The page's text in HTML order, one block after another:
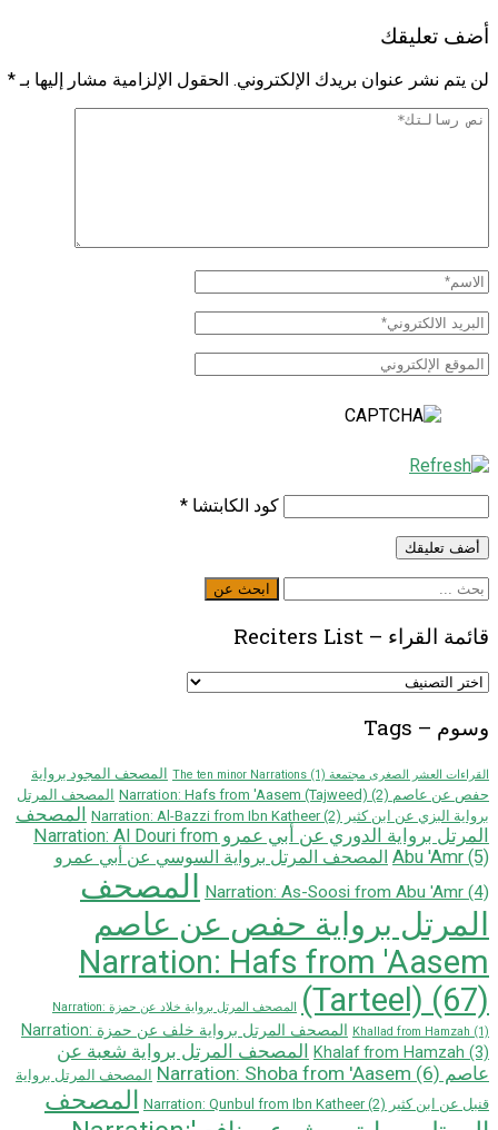
أضف تعليقك
لن يتم نشر عنوان بريدك الإلكتروني. الحقول الإلزامية مشار إليها بـ*
كود الكابتشا *
ابحث
ابحث عن
قائمة القراء – Reciters List
قائمة
Reciters
List
وسوم – Tags
القراءات العشر الصغرى مجتمعة The ten minor Narrations (1)
المصحف المجود برواية
حفص عن عاصم Narration: Hafs from 'Aasem (Tajweed) (2)
المصحف المرتل
برواية البزي عن ابن كثير Narration: Al-Bazzi from Ibn Katheer (2)
المصحف
المرتل برواية الدوري عن أبي عمرو Narration: Al Douri from
Abu 'Amr (5)
المصحف المرتل برواية السوسي عن أبي عمرو
Narration: As-Soosi from Abu 'Amr (4)
المصحف
المرتل برواية حفص عن عاصم
Narration: Hafs from 'Aasem
(Tarteel) (67)
المصحف المرتل برواية خلاد عن حمزة Narration:
Khallad from Hamzah (1)
المصحف المرتل برواية خلف عن حمزة Narration:
Khalaf from Hamzah (3)
المصحف المرتل برواية شعبة عن
عاصم Narration: Shoba from 'Aasem (6)
المصحف المرتل برواية
قنبل عن ابن كثير Narration: Qunbul from Ibn Katheer (2)
المصحف